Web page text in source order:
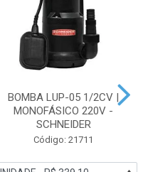
BOMBA LUP-05 1/2CV |
MONOFÁSICO 220V -
SCHNEIDER
Código: 21711